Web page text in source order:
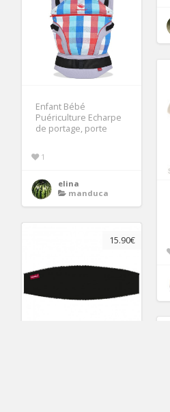
Enfant Bébé
Puériculture Echarpe
de portage, porte
1
elina
manduca
15.90€